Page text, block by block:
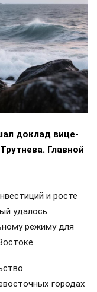
доклад вице-
Главной
и росте
удалось
режиму для
городах